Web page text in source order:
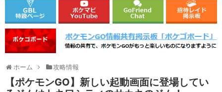
ホーム 攻略情報
【ポケモンGO】新しい起動画面に登場してい